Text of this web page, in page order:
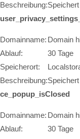
Beschreibung:
Domainname: Domain
Ablauf:
30 Tage
Speicherort:
Beschreibung:
ce_popup_isClosed
Domainname: Domain
Ablauf:
30 Tage